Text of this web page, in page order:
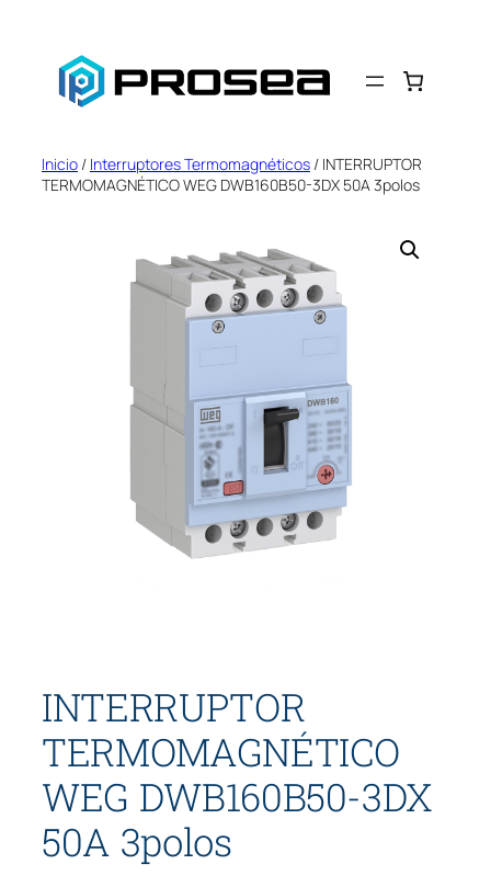
contenido
Inicio / Interruptores Termomagnéticos / INTERRUPTOR
TERMOMAGNÉTICO WEG DWB160B50-3DX 50A 3polos
INTERRUPTOR
TERMOMAGNÉTICO
WEG DWB160B50-3DX
50A 3polos